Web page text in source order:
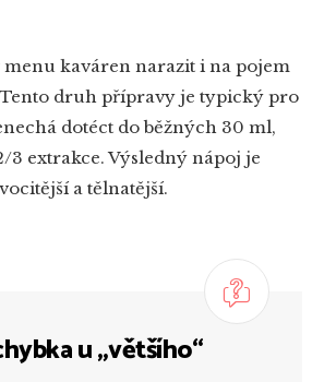
menu kaváren narazit i na pojem
druh přípravy je typický pro
dotéct do běžných 30 ml,
3 extrakce. Výsledný nápoj je
a tělnatější.
u „většího“